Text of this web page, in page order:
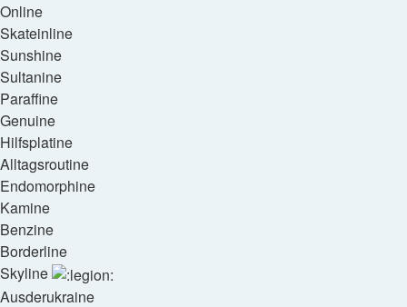
Online
Skateinline
Sunshine
Sultanine
Paraffine
Genuine
Hilfsplatine
Alltagsroutine
Endomorphine
Kamine
Benzine
Borderline
Skyline
Ausderukraine